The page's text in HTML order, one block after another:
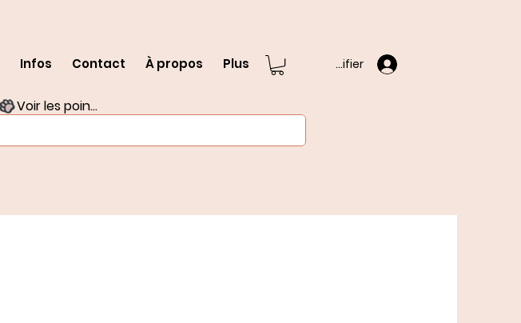
Infos Contact À propos Plus
Voir les points
S'identifier